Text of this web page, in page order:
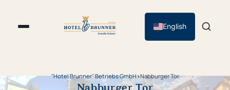
English
"Hotel Brunner" Betriebs GmbH›Nabburger Tor
Nabburger Tor